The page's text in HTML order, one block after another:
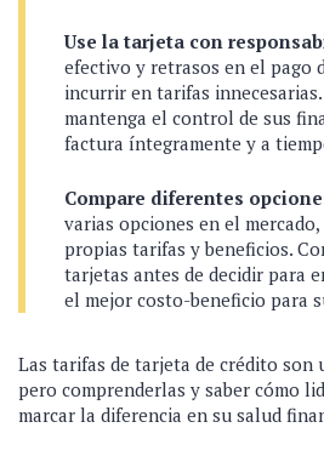
Use la tarjeta con
efectivo y retrasos en el pago
incurrir en tarifas
mantenga el control de sus
factura íntegramente y a
Compare diferentes
varias opciones en el
propias tarifas y beneficios.
tarjetas antes de decidir para
el mejor costo-beneficio para
Las tarifas de tarjeta de crédito son
pero comprenderlas y saber cómo
marcar la diferencia en su salud